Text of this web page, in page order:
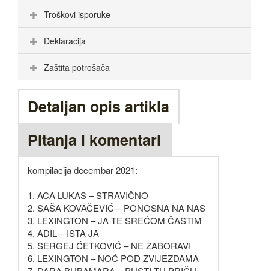
Troškovi isporuke
Deklaracija
Zaštita potrošača
Detaljan opis artikla
Pitanja i komentari
kompilacija decembar 2021:
1. ACA LUKAS – STRAVIČNO
2. SAŠA KOVAČEVIĆ – PONOSNA NA NAS
3. LEXINGTON – JA TE SREĆOM ČASTIM
4. ADIL – ISTA JA
5. SERGEJ ĆETKOVIĆ – NE ZABORAVI
6. LEXINGTON – NOĆ POD ZVIJEZDAMA